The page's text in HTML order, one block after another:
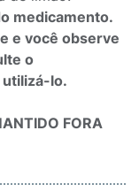
medicamento.
e você observe
o
utilizá-lo.
FORA